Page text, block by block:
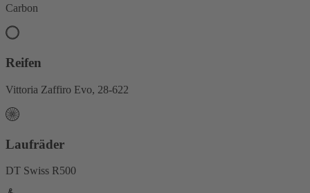
Carbon
Reifen
Vittoria Zaffiro Evo, 28-622
Laufräder
DT Swiss R500